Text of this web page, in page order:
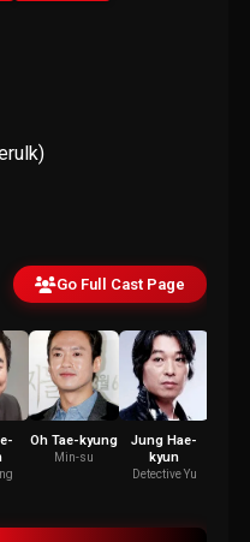
Go Full Cast Page
Oh Tae-kyung
Min-su
Jung Hae-
kyun
Detective Yu